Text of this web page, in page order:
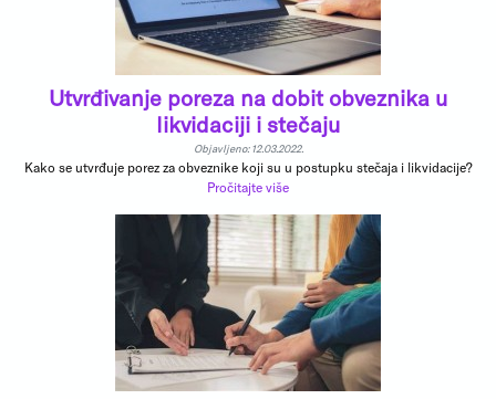
Utvrđivanje poreza na dobit obveznika u
likvidaciji i stečaju
Objavljeno: 12.03.2022.
Kako se utvrđuje porez za obveznike koji su u postupku stečaja i likvidacije?
Pročitajte više